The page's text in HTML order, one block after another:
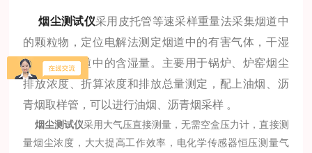
烟尘测试仪采用皮托管等速采样重量法采集烟道中
的颗粒物，定位电解法测定烟道中的有害气体，干湿
球法测定烟道中的含湿量。主要用于锅炉、炉窑烟尘
排放浓度、折算浓度和排放总量测定，配上油烟、沥
青烟取样管，可以进行油烟、沥青烟采样 。
烟尘测试仪采用大气压直接测量，无需空盒压力计，直接测
量烟尘浓度，大大提高工作效率，电化学传感器恒压测量气